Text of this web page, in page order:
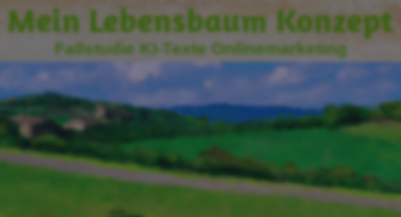
Mein Lebensbaum Konzept
Fallstudie KI-Texte Onlinemarketing